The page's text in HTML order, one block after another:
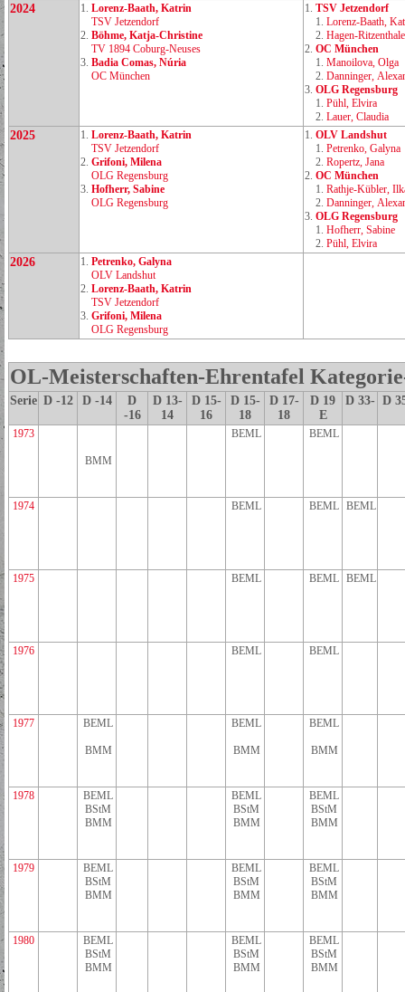
2024 1. Lorenz‑Baath, Katrin
TSV Jetzendorf
2. Böhme, Katja‑Christine
TV 1894 Coburg‑Neuses
3. Badia Comas, Núria
OC München
1. TSV Jetzendorf
1. Lorenz‑Baath,
2.
2. OC München
1. Manoilova, Olga
2. Danninger,
3. OLG Regensburg
1. Pühl, Elvira
2. Lauer, Claudia
2025 1. Lorenz‑Baath, Katrin
TSV Jetzendorf
2. Grifoni, Milena
OLG Regensburg
3. Hofherr, Sabine
OLG Regensburg
1. OLV Landshut
1. Petrenko, Galyna
2. Ropertz, Jana
2. OC München
1. Rathje‑Kübler,
2. Danninger,
3. OLG Regensburg
1. Hofherr, Sabine
2. Pühl, Elvira
2026 1. Petrenko, Galyna
OLV Landshut
2. Lorenz‑Baath, Katrin
TSV Jetzendorf
3. Grifoni, Milena
OLG Regensburg
OL-Meisterschaften-Ehrentafel
Serie D -12 D -14
D
-16
D 13-
14
D 15-
16
D 15-
18
D 17-
18
D 19
E
D 33- D
1973
BMM
BEML BEML
1974 BEML BEML BEML
1975 BEML BEML BEML
1976 BEML BEML
1977 BEML
BMM
BEML
BMM
BEML
BMM
1978
BEML
BStM
BMM
BEML
BStM
BMM
BEML
BStM
BMM
1979
BEML
BStM
BMM
BEML
BStM
BMM
BEML
BStM
BMM
1980
BEML
BStM
BMM
BEML
BStM
BMM
BEML
BStM
BMM